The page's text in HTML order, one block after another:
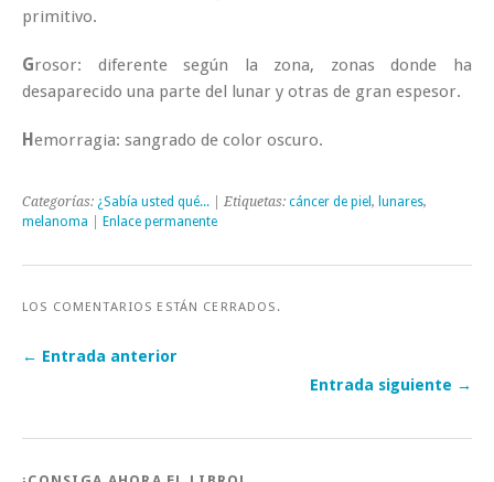
primitivo.
Grosor: diferente según la zona, zonas donde ha
desaparecido una parte del lunar y otras de gran espesor.
H emorragia: sangrado de color oscuro.
Categorías: ¿Sabía usted qué... | Etiquetas: cáncer de piel , lunares,
melanoma
Enlace permanente
LOS COMENTARIOS ESTÁN CERRADOS.
← Entrada anterior
Entrada siguiente →